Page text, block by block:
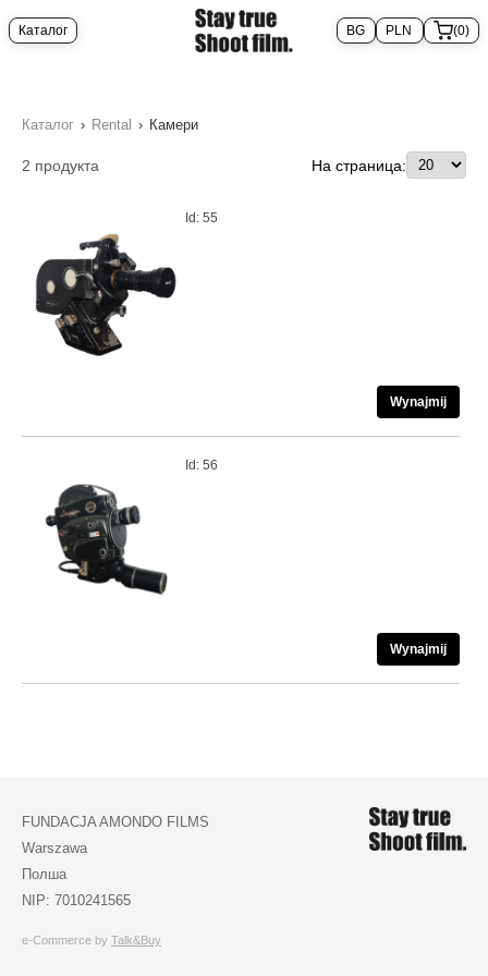
Каталог (0)
Каталог › Rental › Камери
2 продукта На страница:
Id: 55
Wynajmij
Id: 56
Wynajmij
FUNDACJA AMONDO FILMS
Warszawa
Полша
NIP: 7010241565
e-Commerce by Talk&Buy